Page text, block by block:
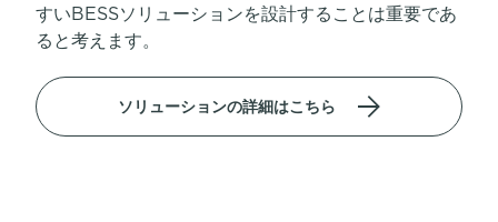
すいBESSソリューションを設計することは重要であ
ると考えます。
ソリューションの詳細はこちら